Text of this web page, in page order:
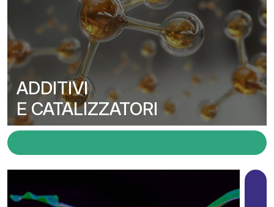
ADDITIVI
E CATALIZZATORI